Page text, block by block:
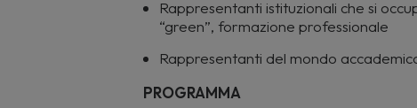
Rappresentanti istituzionali che si
“green”, formazione professionale
Rappresentanti del mondo
PROGRAMMA